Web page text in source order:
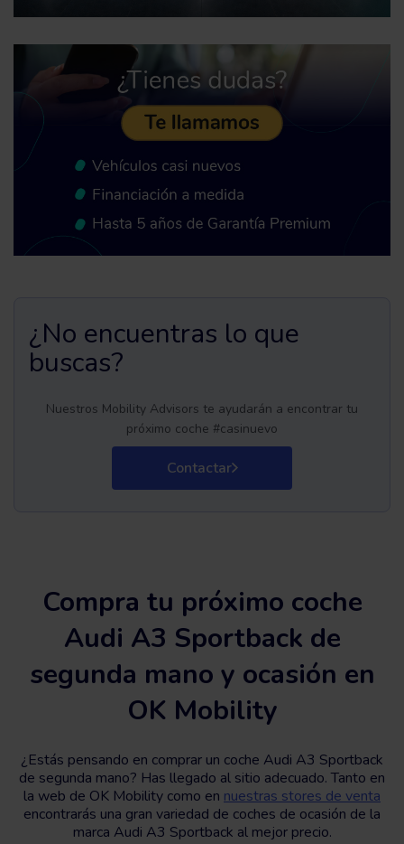
¿No encuentras lo que
buscas?
Nuestros Mobility Advisors te ayudarán a encontrar tu
próximo coche #casinuevo
Contactar
Compra tu próximo coche
Audi A3 Sportback de
segunda mano y ocasión en
OK Mobility
¿Estás pensando en comprar un coche Audi A3 Sportback
de segunda mano? Has llegado al sitio adecuado. Tanto en
la web de OK Mobility como en nuestras stores de venta
encontrarás una gran variedad de coches de ocasión de la
marca Audi A3 Sportback al mejor precio.